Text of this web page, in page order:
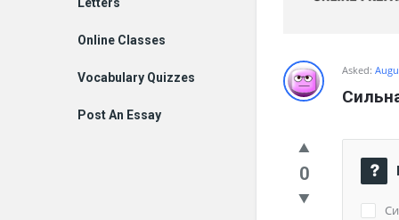
Asked:
0
Online Classes
Vocabulary Quizzes
Post An Essay